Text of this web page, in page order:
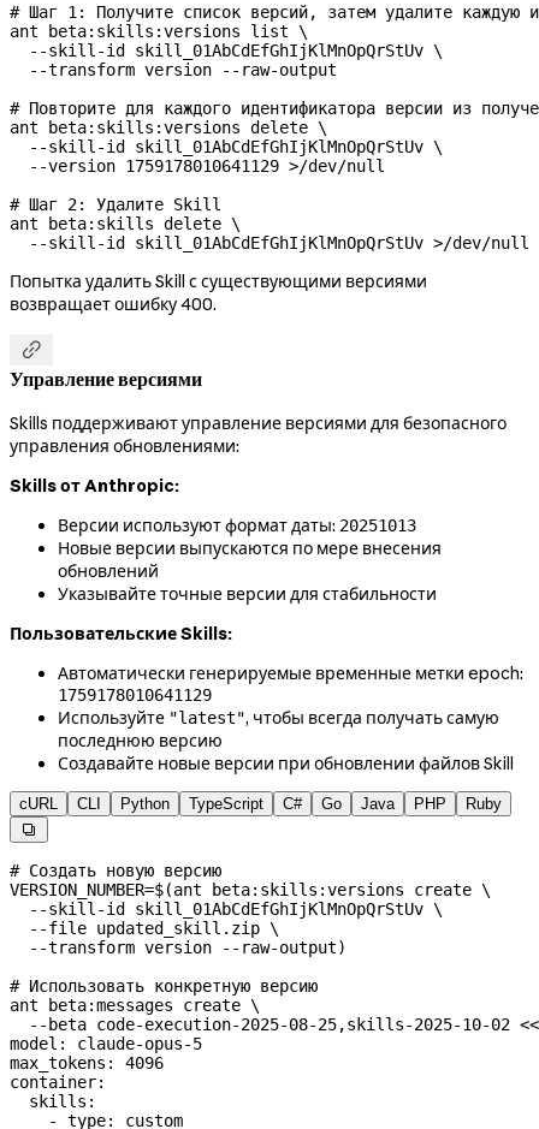
# Шаг 1: Получите список версий, затем удалите каждую
ant beta:skills:versions list \
  --skill-id
skill_01AbCdEfGhIjKlMnOpQrStUv \
  --transform
version --raw-output
# Повторите для каждого идентификатора версии из
ant beta:skills:versions delete \
  --skill-id
skill_01AbCdEfGhIjKlMnOpQrStUv \
  --version
1759178010641129 >/dev/null
# Шаг 2: Удалите Skill
ant beta:skills delete \
  --skill-id
skill_01AbCdEfGhIjKlMnOpQrStUv >/dev/null
Попытка удалить Skill с существующими версиями
возвращает ошибку 400.

Управление версиями
Skills поддерживают управление версиями для безопасного
управления обновлениями:
Skills от Anthropic:
Версии используют формат даты: 20251013
Новые версии выпускаются по мере внесения
обновлений
Указывайте точные версии для стабильности
Пользовательские Skills:
Автоматически генерируемые временные метки epoch:
1759178010641129
Используйте "latest", чтобы всегда получать самую
последнюю версию
Создавайте новые версии при обновлении файлов Skill
cURL CLI Python TypeScript C# Go Java PHP Ruby

# Создать новую версию
VERSION_NUMBER=$(ant beta:skills:versions create \
  --skill-id
skill_01AbCdEfGhIjKlMnOpQrStUv \
  --file
updated_skill.zip \
  --transform
version --raw-output)
# Использовать конкретную версию
ant beta:messages create \
  --beta
code-execution-2025-08-25,skills-2025-10-02 <<
model: claude-opus-5
max_tokens: 4096
container:
  skills:
    - type: custom